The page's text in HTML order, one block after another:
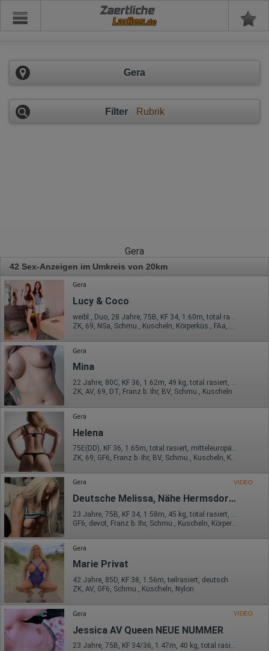
Zaertliche
Gera
Filter Rubrik
Gera
42 Sex-Anzeigen im Umkreis von 20km
Gera
Lucy & Coco
weibl., Duo, 28 Jahre, 75B, KF 34, 1.60m, total rasiert, asiatisch
ZK, 69, NSa, Schmu., Kuscheln, Körperküs., FAa, KBp
Gera
Mina
22 Jahre, 80C, KF 36, 1.62m, 49 kg, total rasiert, asiatisch
ZK, AV, 69, DT, Franz b. Ihr, BV, Schmu., Kuscheln
Gera
Helena
75E(DD), KF 36, 1.65m, total rasiert, mitteleuropäisch
Gera VIDEO
Deutsche Melissa, Nähe Hermsdorfer Kreuz A4/A9 für durchreisende
GF6, devot, Franz b. Ihr, Schmu., Kuscheln, Körperküs., DSa, DSp
Gera
Marie Privat
42 Jahre, 85D, KF 38, 1.56m, teilrasiert, deutsch
ZK, AV, GF6, Schmu., Kuscheln, Nylon
Gera VIDEO
Jessica AV Queen NEUE NUMMER
23 Jahre, 75B, KF 34/36, 1.47m, 40 kg, total rasiert, mitteleuropäisch